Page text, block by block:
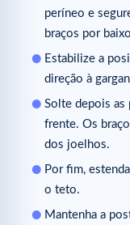
períneo e
braços por
Estabilize a
direção à
Solte depois as
frente. Os
dos joelhos.
Por fim,
o teto.
Mantenha a